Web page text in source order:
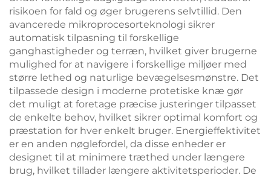
risikoen for fald og øger brugerens selvtillid. Den
avancerede mikroprocesorteknologi sikrer
automatisk tilpasning til forskellige
ganghastigheder og terræn, hvilket giver brugerne
mulighed for at navigere i forskellige miljøer med
større lethed og naturlige bevægelsesmønstre. Det
tilpassede design i moderne protetiske knæ gør
det muligt at foretage præcise justeringer tilpasset
de enkelte behov, hvilket sikrer optimal komfort og
præstation for hver enkelt bruger. Energieffektivitet
er en anden nøglefordel, da disse enheder er
designet til at minimere træthed under længere
brug, hvilket tillader længere aktivitetsperioder. De